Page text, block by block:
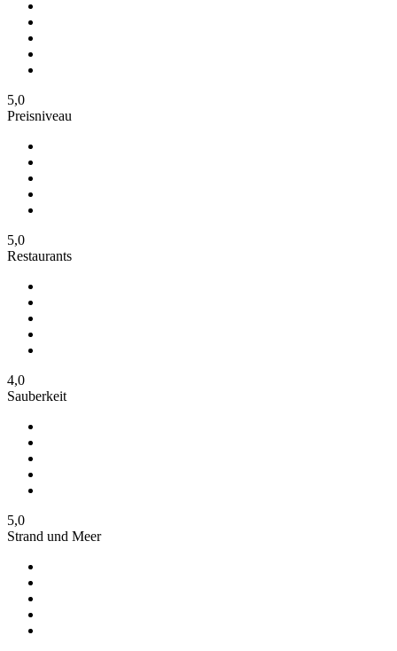
5,0
Preisniveau
5,0
Restaurants
4,0
Sauberkeit
5,0
Strand und Meer